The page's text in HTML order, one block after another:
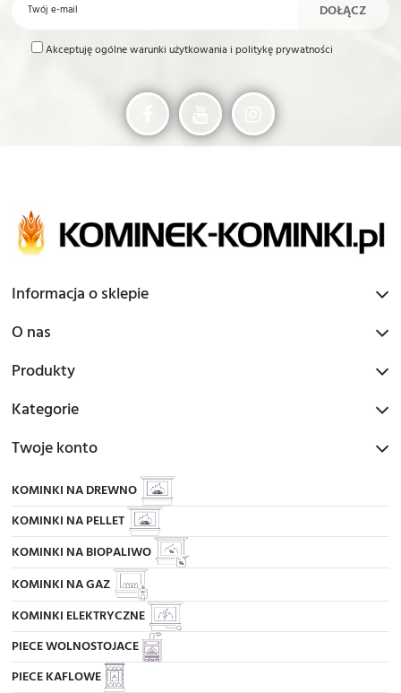
Akceptuję ogólne warunki użytkowania i politykę prywatności
Informacja o sklepie
O nas
Produkty
Kategorie
Twoje konto
KOMINKI NA DREWNO
KOMINKI NA PELLET
KOMINKI NA BIOPALIWO
KOMINKI NA GAZ
KOMINKI ELEKTRYCZNE
PIECE WOLNOSTOJACE
PIECE KAFLOWE